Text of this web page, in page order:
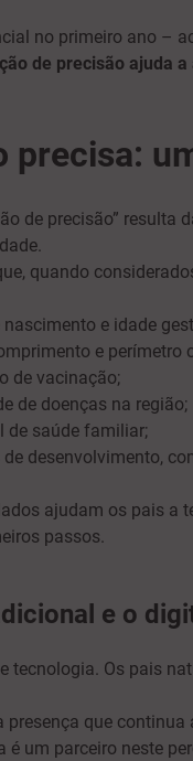
no primeiro ano –
de precisão ajuda
precisa:
de precisão”
quando
nascimento e idade
e perímetro
de vacinação;
de doenças na região;
de saúde familiar;
desenvolvimento,
ajudam os pais a
passos.
e o
tecnologia. Os pais
presença que continua
é um parceiro neste